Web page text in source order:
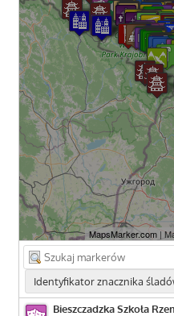
MapsMarker.com|
Bieszczadzka Szkoła